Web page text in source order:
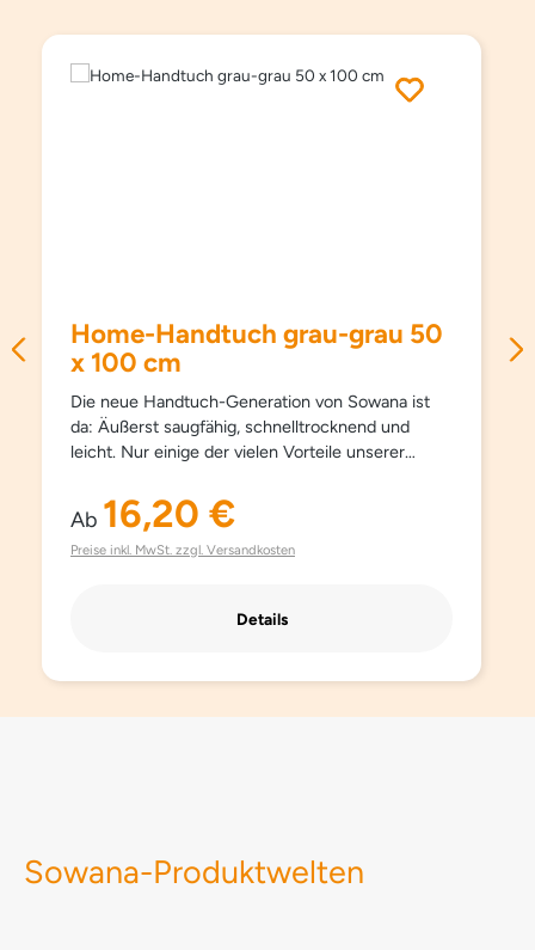
Home-Handtuch grau-grau 50
x 100 cm
Die neue Handtuch-Generation von Sowana ist
da: Äußerst saugfähig, schnelltrocknend und
leicht. Nur einige der vielen Vorteile unserer
feinster Mikrofaser.## Für ein seidiges und
flauschiges Gefühl beim Abtrocknen und für ein
besonders sauberes Hautgefühl, mit
nehmen zweimal mehr Feuchtigkeit auf als
schnell.
Regulärer Preis:
Ab 16,20 €
Preise inkl. MwSt. zzgl. Versandkosten
Details
Sowana-Produktwelten